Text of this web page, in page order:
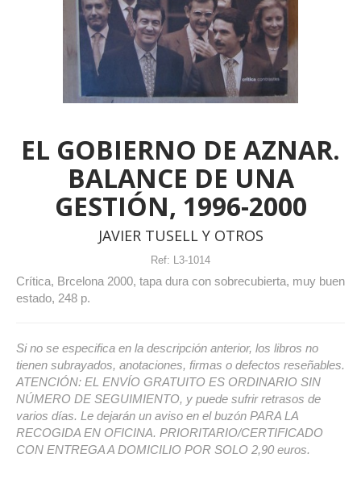
EL GOBIERNO DE AZNAR.
BALANCE DE UNA
GESTIÓN, 1996-2000
JAVIER TUSELL Y OTROS
Ref: L3-1014
Crítica, Brcelona 2000, tapa dura con sobrecubierta, muy buen
estado, 248 p.
Si no se especifica en la descripción anterior, los libros no
tienen subrayados, anotaciones, firmas o defectos reseñables.
ATENCIÓN: EL ENVÍO GRATUITO ES ORDINARIO SIN
NÚMERO DE SEGUIMIENTO, y puede sufrir retrasos de
varios días. Le dejarán un aviso en el buzón PARA LA
RECOGIDA EN OFICINA. PRIORITARIO/CERTIFICADO
CON ENTREGA A DOMICILIO POR SOLO 2,90 euros.